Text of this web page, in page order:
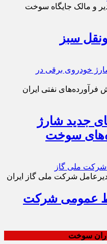
و مالک جایگاه سوخت
سبز
نفتی ایران
جدید شارژ
سوخت
شرکت ملی گاز ایران
عمومی شرکت
سوخت